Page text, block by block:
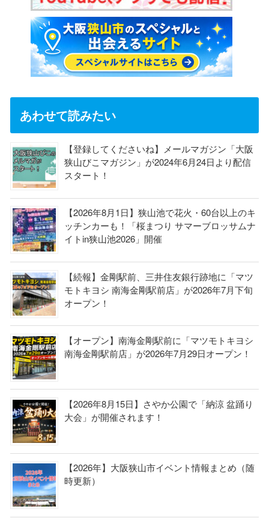
あわせて読みたい
【登録してくださいね】メールマガジン「大阪
狭山びこマガジン」が2024年6月24日より配信
スタート！
【2026年8月1日】狭山池で花火・60台以上のキ
ッチンカーも！「桜まつり サマーブロッサムナ
イトin狭山池2026」開催
【続報】金剛駅前、三井住友銀行跡地に「マツ
モトキヨシ 南海金剛駅前店」が2026年7月下旬
オープン！
【オープン】南海金剛駅前に「マツモトキヨシ
南海金剛駅前店」が2026年7月29日オープン！
【2026年8月15日】さやか公園で「納涼 盆踊り
大会」が開催されます！
【2026年】大阪狭山市イベント情報まとめ（随
時更新）